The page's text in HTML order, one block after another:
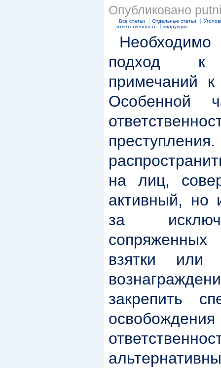
Опубликовано
Все статьи Отдельные статьи
ответственность
коррупция
Необходимо
подход к
примечаний
на лиц,
активный, но
за
сопряженных
взятки или
закрепить